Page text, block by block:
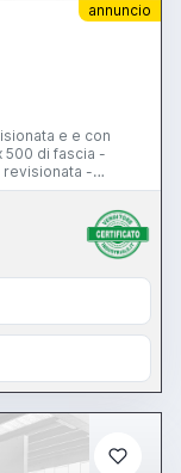
annuncio
e e con
500 di fascia -
-
FAGOR